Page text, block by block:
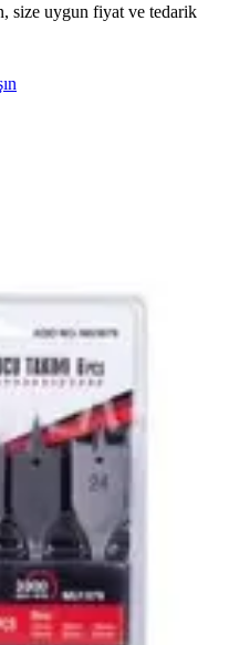
size uygun fiyat ve tedarik